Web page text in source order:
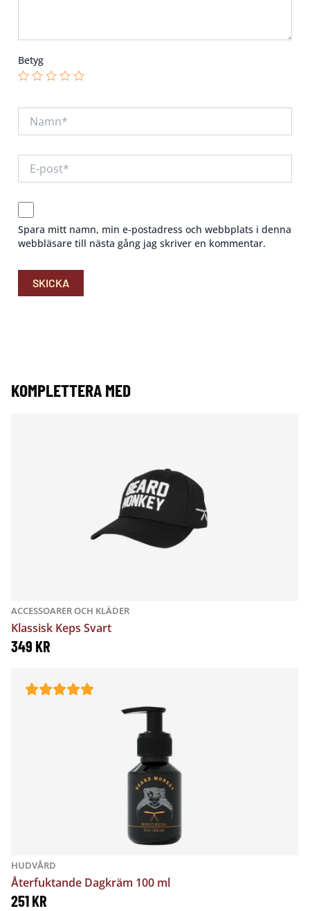
Betyg
Spara mitt namn, min e-postadress och webbplats i denna
webbläsare till nästa gång jag skriver en kommentar.
KOMPLETTERA MED
ACCESSOARER OCH KLÄDER
Klassisk Keps Svart
349 KR
HUDVÅRD
Återfuktande Dagkräm 100 ml
251KR